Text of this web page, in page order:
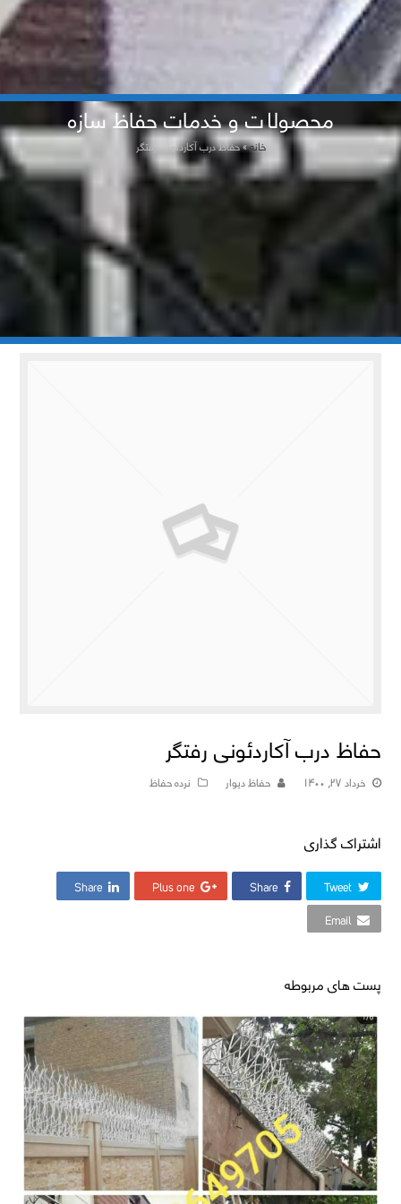
محصولات و خدمات حفاظ سازه
خانه»حفاظ درب آکاردئونی رفتگر
حفاظ درب آکاردئونی رفتگر
خرداد ۲۷, ۱۴۰۰ حفاظ دیوار نرده حفاظ
اشتراک گذاری
Tweet
Share
Plus one
Share
Email
پست های مربوطه